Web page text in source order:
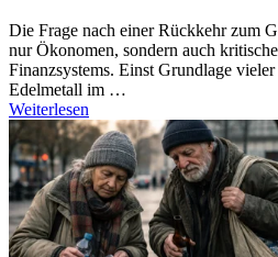
Die Frage nach einer Rückkehr zum
nur Ökonomen, sondern auch
Finanzsystems. Einst Grundlage
Edelmetall im …
Weiterlesen